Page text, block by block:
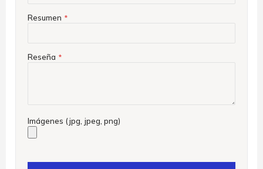
Resumen
Reseña
Imágenes (jpg, jpeg, png)